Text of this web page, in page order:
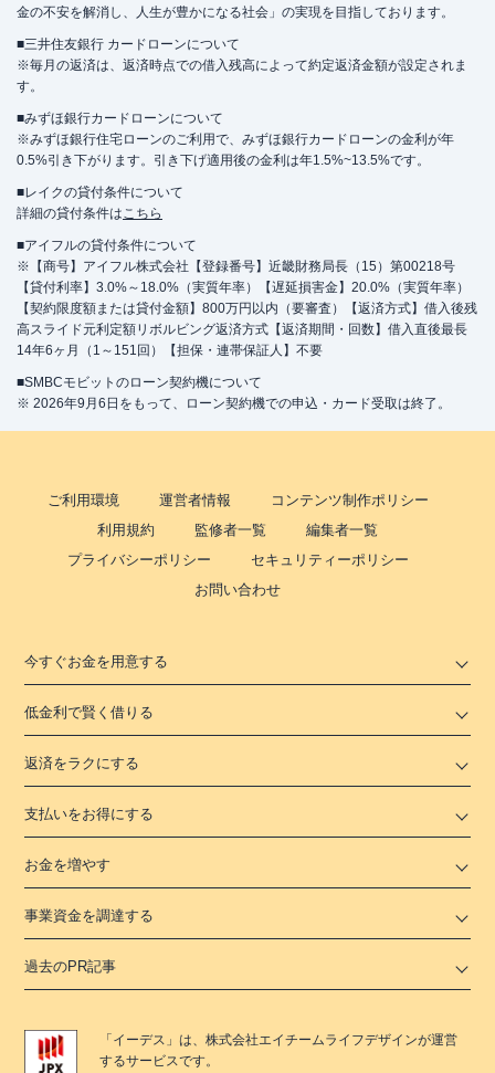
金の不安を解消し、人生が豊かになる社会」の実現を目指しております。
■三井住友銀行 カードローンについて
※毎月の返済は、返済時点での借入残高によって約定返済金額が設定されま
す。
■みずほ銀行カードローンについて
※みずほ銀行住宅ローンのご利用で、みずほ銀行カードローンの金利が年
0.5%引き下がります。引き下げ適用後の金利は年1.5%~13.5%です。
■レイクの貸付条件について
詳細の貸付条件はこちら
■アイフルの貸付条件について
※【商号】アイフル株式会社【登録番号】近畿財務局長（15）第00218号
【貸付利率】3.0%～18.0%（実質年率）【遅延損害金】20.0%（実質年率）
【契約限度額または貸付金額】800万円以内（要審査）【返済方式】借入後残
高スライド元利定額リボルビング返済方式【返済期間・回数】借入直後最長
14年6ヶ月（1～151回）【担保・連帯保証人】不要
■SMBCモビットのローン契約機について
※ 2026年9月6日をもって、ローン契約機での申込・カード受取は終了。
ご利用環境 運営者情報
コンテンツ制作ポリシー
利用規約
監修者一覧
編集者一覧
プライバシーポリシー
セキュリティーポリシー
お問い合わせ
今すぐお金を用意する
低金利で賢く借りる
返済をラクにする
支払いをお得にする
お金を増やす
事業資金を調達する
過去のPR記事
「 イーデス 」は、株式会社エイチームライフデザインが運営
するサービスです。